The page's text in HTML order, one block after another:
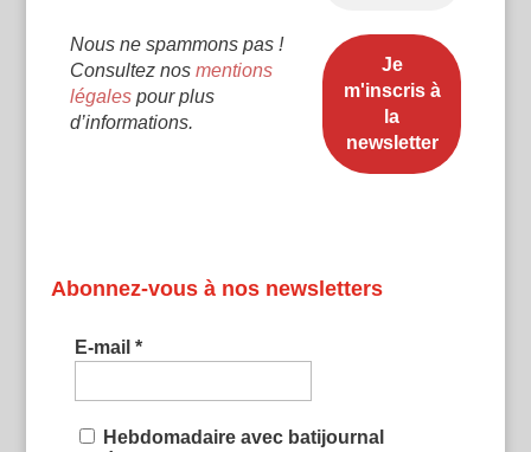
Nous ne spammons pas !
Consultez nos mentions
légalespour plus
d’informations.
Abonnez-vous à nos newsletters
E-mail *
Hebdomadaire avec batijournal